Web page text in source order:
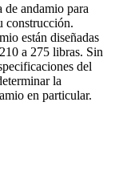
de andamio para
construcción.
están diseñadas
a 275 libras. Sin
del
la
en particular.